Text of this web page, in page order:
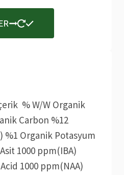
Seçenekler
ürün
sayfasından
seçilebilir
% W/W Organik
Carbon %12
%1 Organik Potasyum
1000 ppm(IBA)
1000 ppm(NAA)